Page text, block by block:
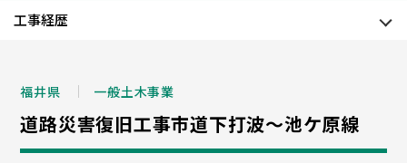
福井県 一般土木事業
道路災害復旧工事市道下打波～池ケ原線